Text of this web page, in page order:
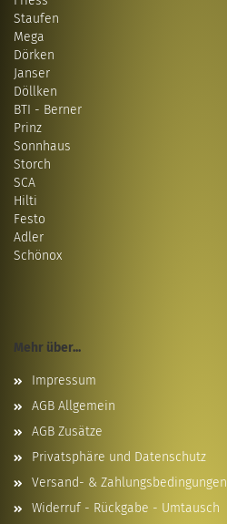
Staufen
Mega
Dörken
Janser
Döllken
BTI - Berner
Prinz
Sonnhaus
Storch
SCA
Hilti
Festo
Adler
Schönox
Mehr über...
Impressum
AGB Allgemein
AGB Zusätze
Privatsphäre und Datenschutz
Versand- & Zahlungsbedingungen
Widerruf - Rückgabe - Umtausch